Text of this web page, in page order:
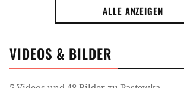
ALLE ANZEIGEN
VIDEOS & BILDER